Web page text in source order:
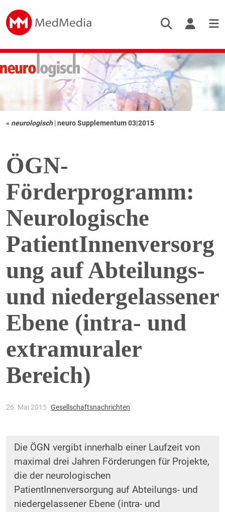
« neurologisch |neuro Supplementum 03|2015
ÖGN-
Förderprogramm:
Neurologische
PatientInnenversorg
ung auf Abteilungs-
und niedergelassener
Ebene (intra- und
extramuraler
Bereich)
26. Mai 2015 Gesellschaftsnachrichten
Die ÖGN vergibt innerhalb einer Laufzeit von
maximal drei Jahren Förderungen für Projekte,
die der neurologischen
PatientInnenversorgung auf Abteilungs- und
niedergelassener Ebene (intra- und